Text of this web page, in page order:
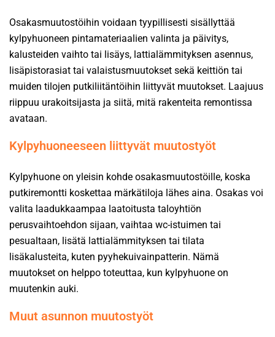
Osakasmuutostöihin voidaan tyypillisesti sisällyttää
kylpyhuoneen pintamateriaalien valinta ja päivitys,
kalusteiden vaihto tai lisäys, lattialämmityksen asennus,
lisäpistorasiat tai valaistusmuutokset sekä keittiön tai
muiden tilojen putkiliitäntöihin liittyvät muutokset. Laajuus
riippuu urakoitsijasta ja siitä, mitä rakenteita remontissa
avataan.
Kylpyhuoneeseen liittyvät muutostyöt
Kylpyhuone on yleisin kohde osakasmuutostöille, koska
putkiremontti koskettaa märkätiloja lähes aina. Osakas voi
valita laadukkaampaa laatoitusta taloyhtiön
perusvaihtoehdon sijaan, vaihtaa wc-istuimen tai
pesualtaan, lisätä lattialämmityksen tai tilata
lisäkalusteita, kuten pyyhekuivainpatterin. Nämä
muutokset on helppo toteuttaa, kun kylpyhuone on
muutenkin auki.
Muut asunnon muutostyöt